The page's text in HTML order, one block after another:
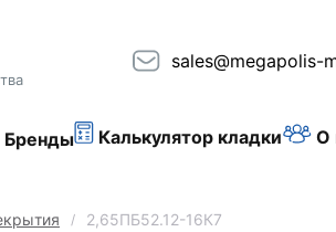
sales@megapolis-
Бренды Калькулятор кладки О
2,65ПБ52.12-16К7